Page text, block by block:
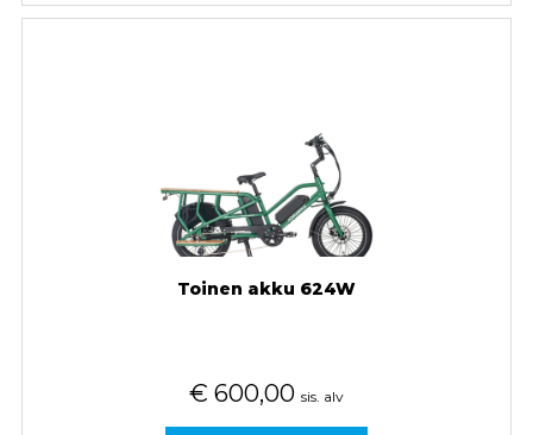
Toinen akku 624W
€ 600,00 sis. alv